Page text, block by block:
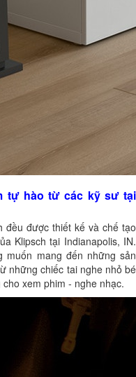
tự hào từ các kỹ sư tại
đều được thiết kế và chế tạo
Klipsch tại Indianapolis, IN.
muốn mang đến những sản
những chiếc tai nghe nhỏ bé
xem phim - nghe nhạc.